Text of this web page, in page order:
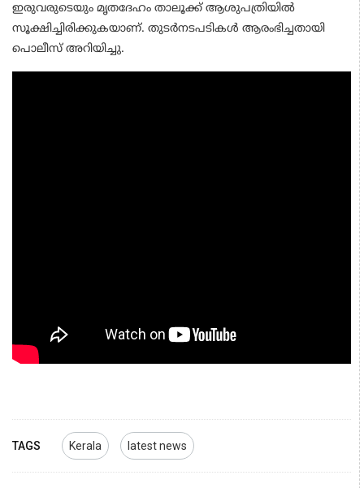
ഇരുവരുടെയും മൃതദേഹം താലൂക്ക് ആശുപത്രിയിൽ
സൂക്ഷിച്ചിരിക്കുകയാണ്. തുടർനടപടികൾ ആരംഭിച്ചതായി
പൊലീസ് അറിയിച്ചു.
TAGS Kerala latest news